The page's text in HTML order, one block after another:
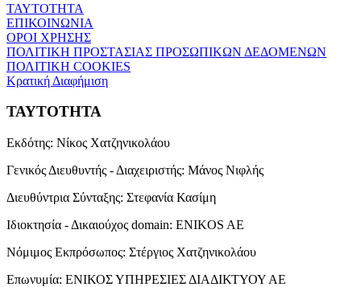
ΤΑΥΤΟΤΗΤΑ
ΕΠΙΚΟΙΝΩΝΙΑ
ΟΡΟΙ ΧΡΗΣΗΣ
ΠΟΛΙΤΙΚΗ ΠΡΟΣΤΑΣΙΑΣ ΠΡΟΣΩΠΙΚΩΝ ΔΕΔΟΜΕΝΩΝ
ΠΟΛΙΤΙΚΗ COOKIES
Κρατική Διαφήμιση
ΤΑΥΤΟΤΗΤΑ
Εκδότης: Νίκος Χατζηνικολάου
Γενικός Διευθυντής - Διαχειριστής: Μάνος Νιφλής
Διευθύντρια Σύνταξης: Στεφανία Κασίμη
Ιδιοκτησία - Δικαιούχος domain: ENIKOS AE
Νόμιμος Εκπρόσωπος: Στέργιος Χατζηνικολάου
Επωνυμία: ΕΝΙΚΟΣ ΥΠΗΡΕΣΙΕΣ ΔΙΑΔΙΚΤΥΟΥ ΑΕ